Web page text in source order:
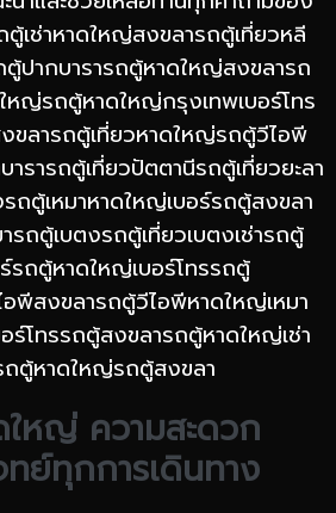
ตู้เช่าหาดใหญ่สงขลารถตู้เที่ยวหลี
ตู้ปากบารารถตู้หาดใหญ่สงขลารถ
หญ่รถตู้หาดใหญ่กรุงเทพเบอร์โทร
ขลารถตู้เที่ยวหาดใหญ่รถตู้วีไอพี
รารถตู้เที่ยวปัตตานีรถตู้เที่ยวยะลา
ถตู้เหมาหาดใหญ่เบอร์รถตู้สงขลา
รถตู้เบตงรถตู้เที่ยวเบตงเช่ารถตู้
รถตู้หาดใหญ่เบอร์โทรรถตู้
พีสงขลารถตู้วีไอพีหาดใหญ่เหมา
ร์โทรรถตู้สงขลารถตู้หาดใหญ่เช่า
ถตู้หาดใหญ่รถตู้สงขลา
ใหญ่ ความสะดวก
ย์ทุกการเดินทาง